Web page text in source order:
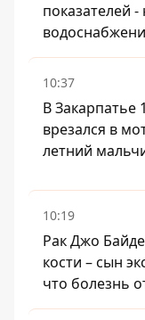
показателей
10:37
В Закарпатье
врезался в
летний
10:19
Рак Джо
кости – сын
что болезнь